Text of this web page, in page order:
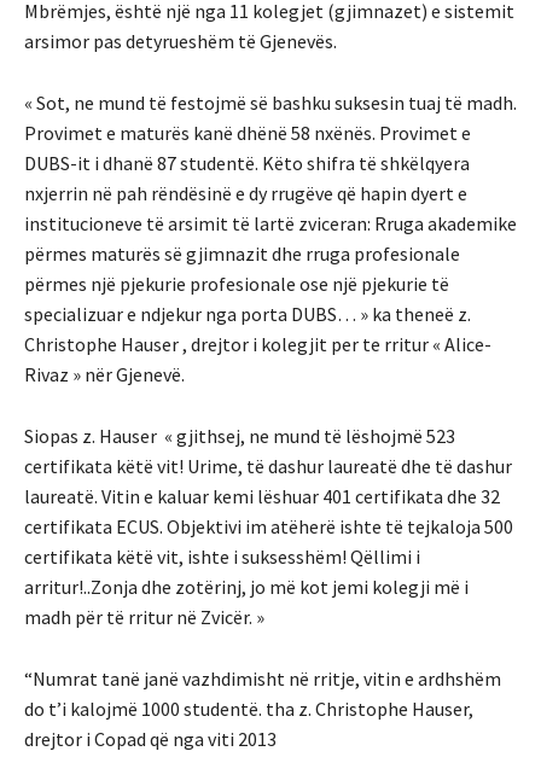
Mbrëmjes, është një nga 11 kolegjet (gjimnazet) e sistemit
arsimor pas detyrueshëm të Gjenevës.
« Sot, ne mund të festojmë së bashku suksesin tuaj të madh.
Provimet e maturës kanë dhënë 58 nxënës. Provimet e
DUBS-it i dhanë 87 studentë. Këto shifra të shkëlqyera
nxjerrin në pah rëndësinë e dy rrugëve që hapin dyert e
institucioneve të arsimit të lartë zviceran: Rruga akademike
përmes maturës së gjimnazit dhe rruga profesionale
përmes një pjekurie profesionale ose një pjekurie të
specializuar e ndjekur nga porta DUBS… » ka theneë z.
Christophe Hauser , drejtor i kolegjit per te rritur « Alice-
Rivaz » nër Gjenevë.
Siopas z. Hauser « gjithsej, ne mund të lëshojmë 523
certifikata këtë vit! Urime, të dashur laureatë dhe të dashur
laureatë. Vitin e kaluar kemi lëshuar 401 certifikata dhe 32
certifikata ECUS. Objektivi im atëherë ishte të tejkaloja 500
certifikata këtë vit, ishte i suksesshëm! Qëllimi i
arritur!..Zonja dhe zotërinj, jo më kot jemi kolegji më i
madh për të rritur në Zvicër. »
“Numrat tanë janë vazhdimisht në rritje, vitin e ardhshëm
do t’i kalojmë 1000 studentë. tha z. Christophe Hauser,
drejtor i Copad që nga viti 2013